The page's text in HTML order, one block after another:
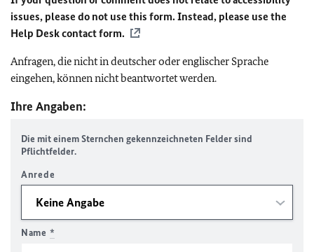
issues, please do not use this form. Instead, please use the
Help Desk contact form.
Anfragen, die nicht in deutscher oder englischer Sprache
eingehen, können nicht beantwortet werden.
Ihre Angaben:
Die mit einem Sternchen gekennzeichneten Felder sind
Pflichtfelder.
Anrede
Name *